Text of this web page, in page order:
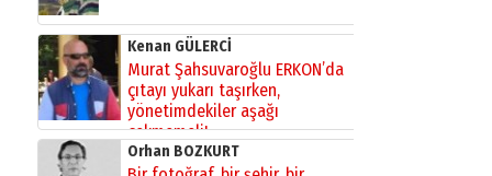
Kenan GÜLERCİ
Murat Şahsuvaroğlu ERKON’da
çıtayı yukarı taşırken,
yönetimdekiler aşağı
çekmemeli!
17 Şubat 2026 SalıOrhan BOZKURT